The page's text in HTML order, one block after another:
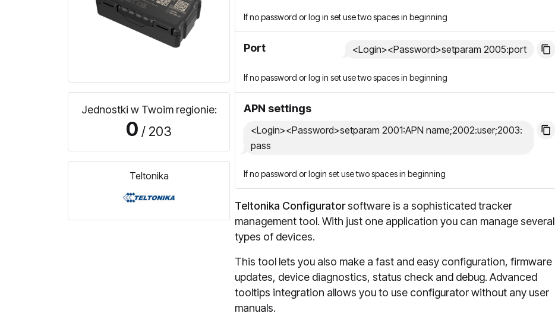
Jednostki w Twoim regionie:
0 / 203
Teltonika
If no password or log in set use two spaces in beginning
Port <Login><Password>setparam 2005:port
If no password or log in set use two spaces in beginning
APN settings
<Login><Password>setparam 2001:APN name;2002:user;2003:
pass
If no password or login set use two spaces in beginning
Teltonika Configuratorsoftware is a sophisticated tracker
management tool. With just one application you can manage several
types of devices.
This tool lets you also make a fast and easy configuration, firmware
updates, device diagnostics, status check and debug. Advanced
tooltips integration allows you to use configurator without any user
manuals.